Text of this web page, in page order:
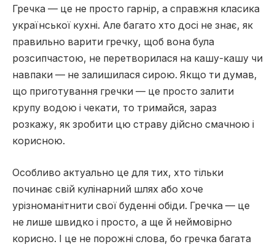
Гречка — це не просто гарнір, а справжня класика
української кухні. Але багато хто досі не знає, як
правильно варити гречку, щоб вона була
розсипчастою, не перетворилася на кашу-кашу чи
навпаки — не залишилася сирою. Якщо ти думав,
що приготування гречки — це просто залити
крупу водою і чекати, то тримайся, зараз
розкажу, як зробити цю страву дійсно смачною і
корисною.
Особливо актуально це для тих, хто тільки
починає свій кулінарний шлях або хоче
урізноманітнити свої буденні обіди. Гречка — це
не лише швидко і просто, а ще й неймовірно
корисно. І це не порожні слова, бо гречка багата